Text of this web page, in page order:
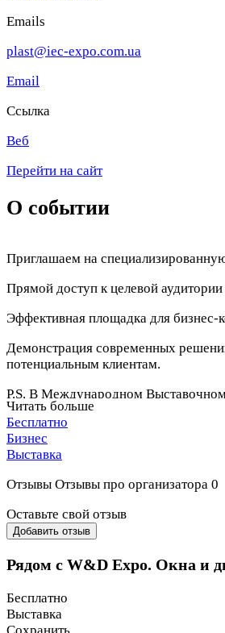
Emails
plast@iec-expo.com.ua
Email
Ссылка
Веб
Перейти на сайт
О событии
Приглашаем на
Прямой доступ к целевой
Эффективная площадка для
Демонстрация современных
потенциальным клиентам.
P.S. В Международном
Читать больше
Бесплатно
Бизнес
Выставка
Отзывы Отзывы про организатора 0
Оставьте свой отзыв
Добавить отзыв
Рядом с W&D Expo. Окна и
Бесплатно
Выставка
Сохранить